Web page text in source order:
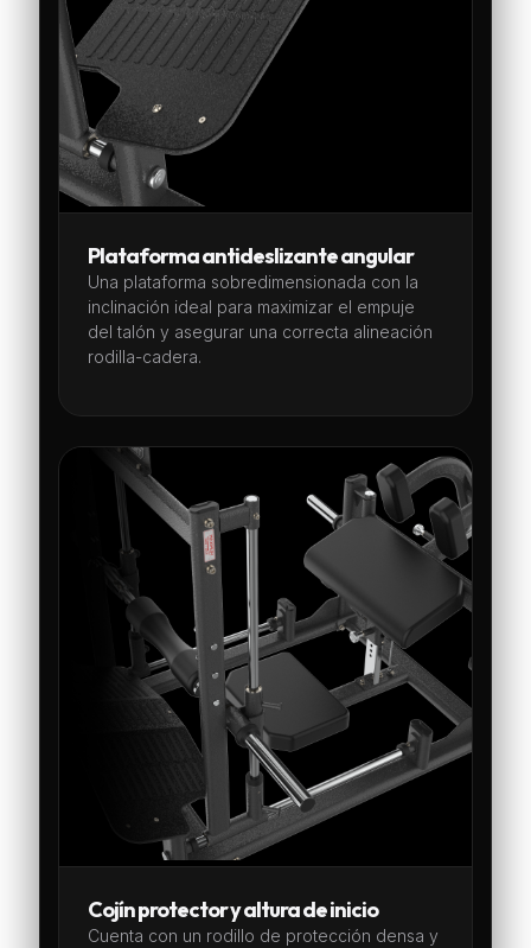
Plataforma antideslizante angular
Una plataforma sobredimensionada con la
inclinación ideal para maximizar el empuje
del talón y asegurar una correcta alineación
rodilla-cadera.
Cojín protector y altura de inicio
Cuenta con un rodillo de protección densa y